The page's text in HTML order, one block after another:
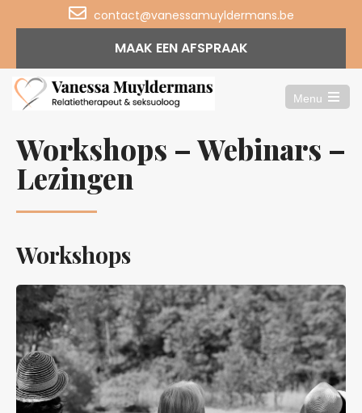
contact@vanessamuyldermans.be
MAAK EEN AFSPRAAK
Menu
Open
menu
Workshops – Webinars –
Lezingen
Workshops